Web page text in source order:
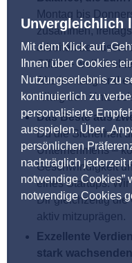
Unvergleichlich
Mit dem Klick auf
Ihnen über Cookies
Nutzungserlebnis zu
kontinuierlich zu
personalisierte
ausspielen. Über
persönlichen
nachträglich jederzeit
notwendige Cookies”
notwendige Cookies
Montag bis
zusammen,
arbeiten bewusst
Office – weil
Abstimmung und
Alltag den
Das Beste aus
Du die Sicherheit
Unternehmens –
Geschwindigkeit
eines Startups.
Dir gleichzeitig die
aktiv mitzuprägen.
Exzellente
stark